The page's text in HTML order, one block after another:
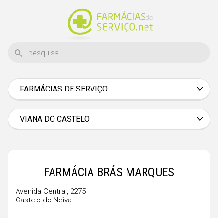
FARMÁCIAS DE SERVIÇO
Braga
Bragança
Castelo Branco
Évora
VIANA DO CASTELO
FARMÁCIA BRÁS MARQUES
Avenida Central, 2275
Castelo do Neiva